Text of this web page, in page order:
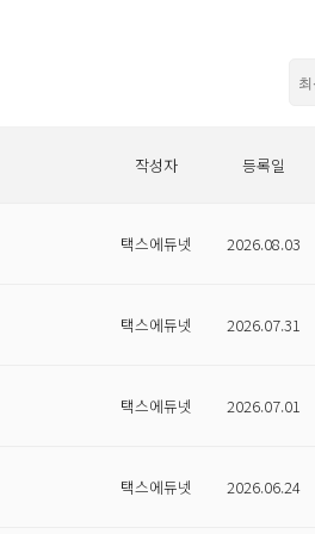
작성자 등록일
택스에듀넷 2026.08.03
택스에듀넷 2026.07.31
택스에듀넷 2026.07.01
택스에듀넷 2026.06.24